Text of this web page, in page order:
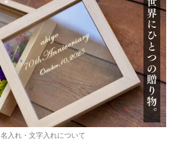
名入れ・文字入れについて